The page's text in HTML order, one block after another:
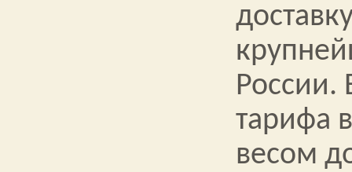
России.
тарифа
весом